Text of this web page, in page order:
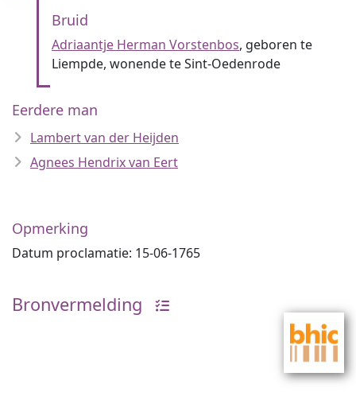
Bruid
Adriaantje Herman Vorstenbos, geboren te
Liempde, wonende te Sint-Oedenrode
Eerdere man
Lambert van der Heijden
Agnees Hendrix van Eert
Opmerking
Datum proclamatie: 15-06-1765
Bronvermelding